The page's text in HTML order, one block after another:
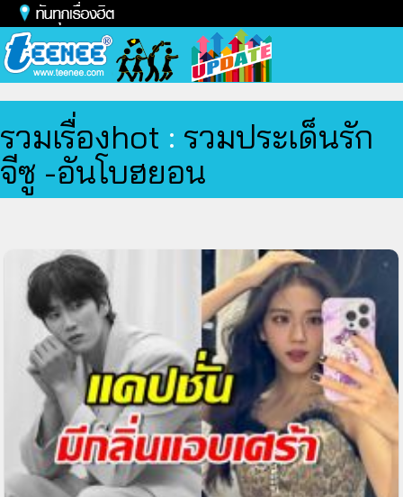
รวมเรื่องhot : รวมประเด็นรัก
จีซู -อันโบฮยอน